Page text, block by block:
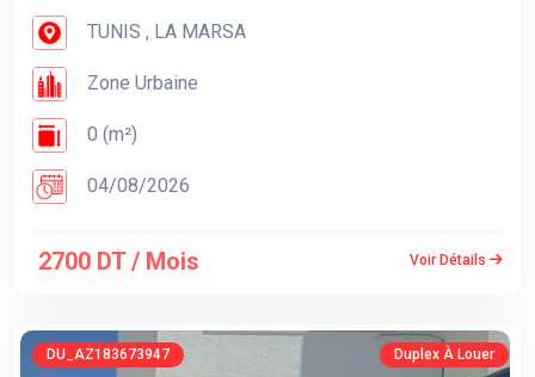
TUNIS , LA MARSA
Zone Urbaine
0 (m²)
04/08/2026
2700 DT / Mois Voir Détails
DU_AZ183673947 Duplex À Louer